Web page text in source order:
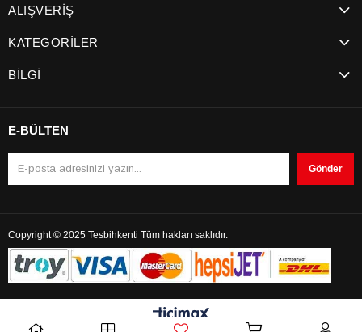
ALIŞVERİŞ
KATEGORİLER
BİLGİ
E-BÜLTEN
Gönder
Copyright © 2025 Tesbihkenti Tüm hakları saklıdır.